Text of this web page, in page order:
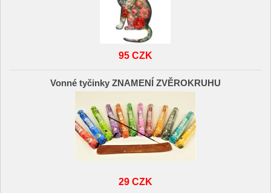
95 CZK
Vonné tyčinky ZNAMENÍ ZVĚROKRUHU
29 CZK